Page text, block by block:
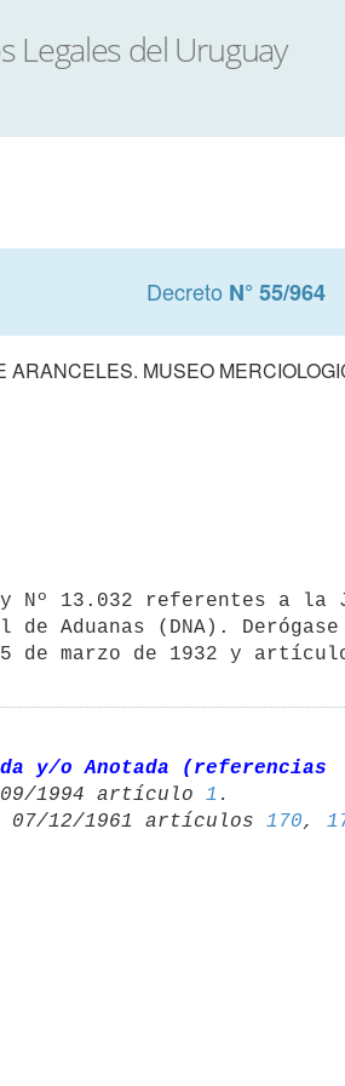
Decreto N° 55/964
ARANCELES. MUSEO
Nº 13.032 referentes a la
Aduanas (DNA).
marzo de 1932 y
y/o Anotada (referencias
09/1994 artículo 1
07/12/1961 artículos 170,